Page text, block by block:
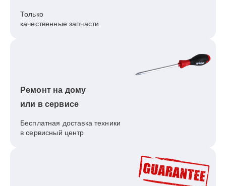
Только
качественные запчасти
Ремонт на дому
или в сервисе
Бесплатная доставка техники
в сервисный центр